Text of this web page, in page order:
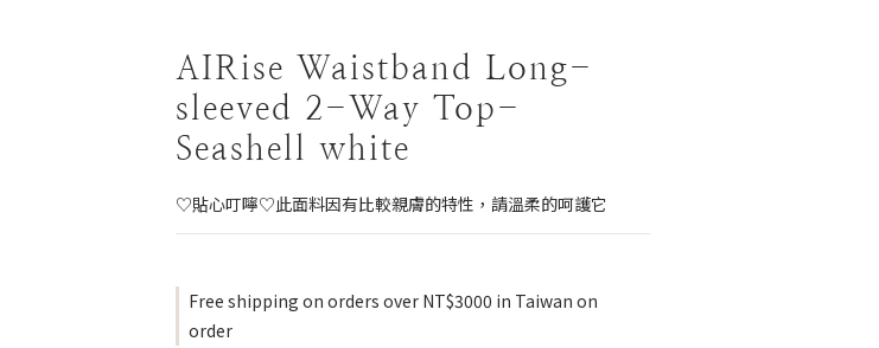
AIRise Waistband Long-
sleeved 2-Way Top-
Seashell white
♡貼心叮嚀♡此面料因有比較親膚的特性，請溫柔的呵護它
Free shipping on orders over NT$3000 in Taiwan on
order